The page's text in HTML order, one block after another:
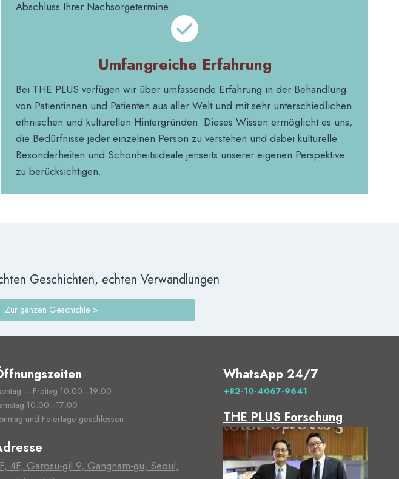
Abschluss Ihrer Nachsorgetermine.
Umfangreiche Erfahrung
Bei THE PLUS verfügen wir über umfassende Erfahrung in der Behandlung
von Patientinnen und Patienten aus aller Welt und mit sehr unterschiedlichen
ethnischen und kulturellen Hintergründen. Dieses Wissen ermöglicht es uns,
die Bedürfnisse jeder einzelnen Person zu verstehen und dabei kulturelle
Besonderheiten und Schönheitsideale jenseits unserer eigenen Perspektive
zu berücksichtigen.
Geschichten, echten Verwandlungen
Zur ganzen Geschichte >
– Freitag 10:00–19:00
10:00–17:00
und Feiertage geschlossen
4F, Garosu-gil 9, Gangnam-gu, Seoul,
WhatsApp 24/7
+82-10-4067-9641
THE PLUS Forschung